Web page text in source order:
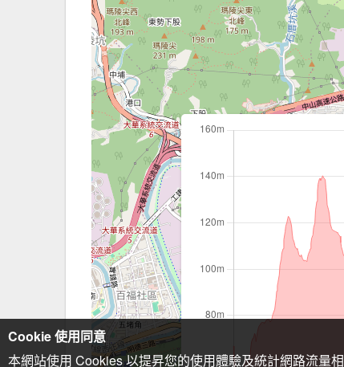
Cookie 使用同意
本網站使用 Cookies 以提昇您的使用體驗及統計網路流量